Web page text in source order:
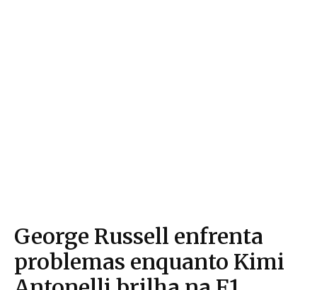
George Russell enfrenta
problemas enquanto Kimi